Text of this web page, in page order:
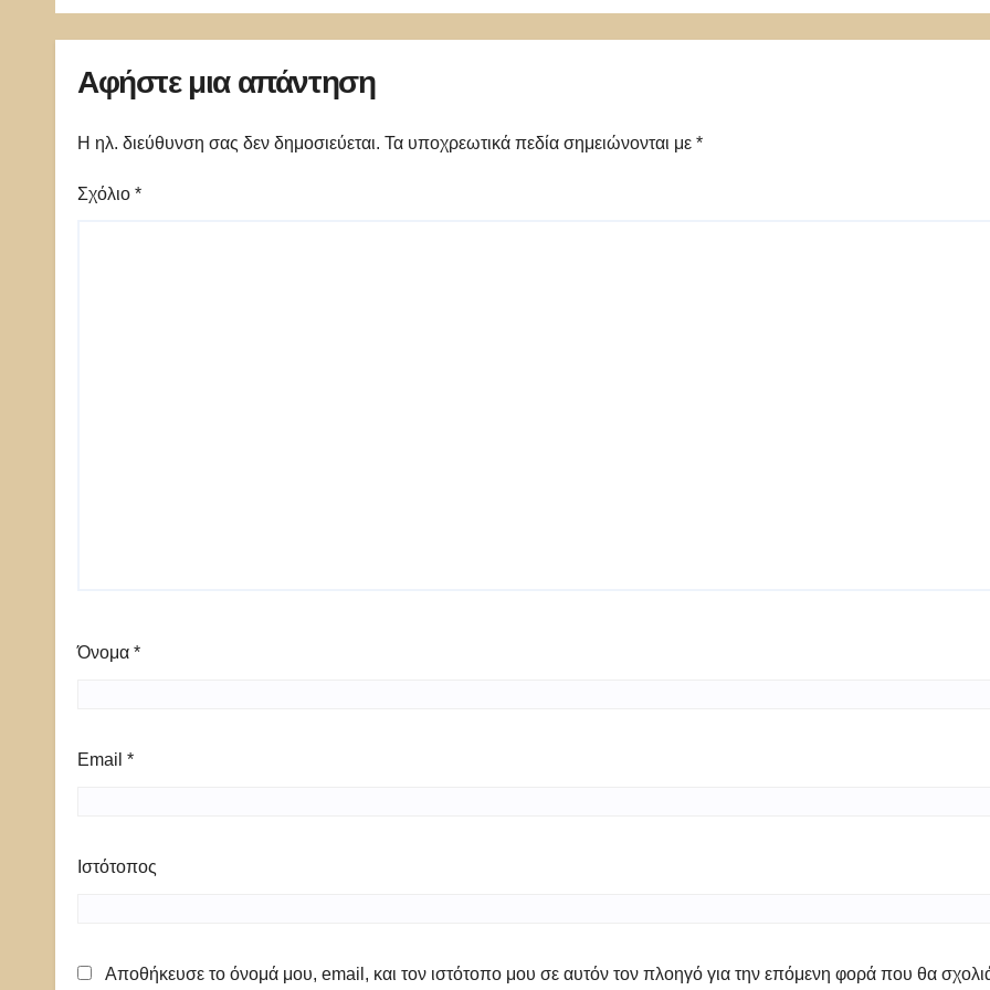
Αφήστε μια απάντηση
Η ηλ. διεύθυνση σας δεν δημοσιεύεται. Τα υποχρεωτικά πεδία σημειώνονται με *
Σχόλιο *
Όνομα *
Email *
Ιστότοπος
Αποθήκευσε το όνομά μου, email, και τον ιστότοπο μου σε αυτόν τον πλοηγό για την επόμενη φορά που θα